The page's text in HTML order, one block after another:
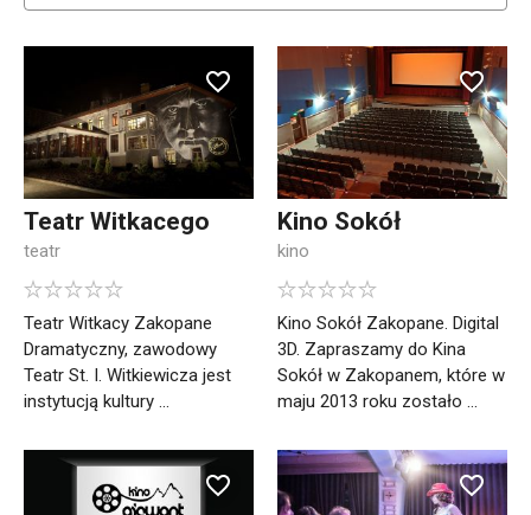
Teatr Witkacego
teatr
Teatr Witkacy Zakopane
Dramatyczny, zawodowy
Teatr St. I. Witkiewicza jest
instytucją kultury ...
Kino Sokół
kino
Kino Sokół Zakopane. Digital
3D. Zapraszamy do Kina
Sokół w Zakopanem, które w
maju 2013 roku zostało ...